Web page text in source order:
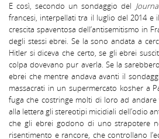
E così, secondo un sondaggio del
francesi, interpellati tra il luglio del 2014 e
crescita spaventosa dell’antisemitismo in
degli stessi ebrei. Se la sono andata a
Hitler si diceva che certo, se gli ebrei
colpa dovevano pur averla. Se la
ebrei che mentre andava avanti il
massacrati in un supermercato kosher a
fuga che costringe molti di loro ad andare
alla lettera gli stereotipi micidiali dell’odio
che gli ebrei godono di uno strapotere
risentimento e rancore, che controllano